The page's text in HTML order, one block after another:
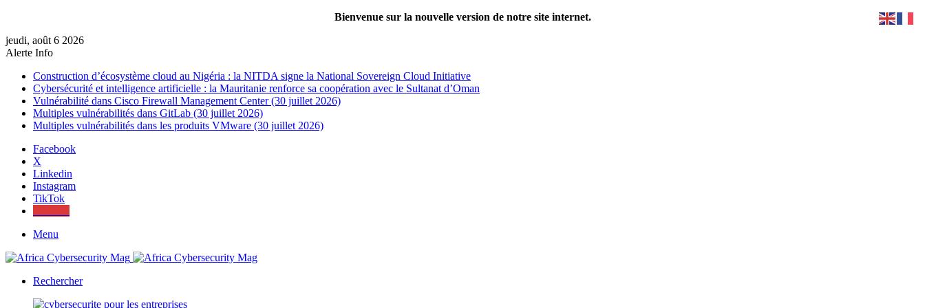
Bienvenue sur la nouvelle version de notre site internet.
jeudi, août 6 2026
Alerte Info
Construction d’écosystème cloud au Nigéria : la NITDA signe la National Sovereign Cloud Initiative
Cybersécurité et intelligence artificielle : la Mauritanie renforce sa coopération avec le Sultanat d’Oman
Vulnérabilité dans Cisco Firewall Management Center (30 juillet 2026)
Multiples vulnérabilités dans GitLab (30 juillet 2026)
Multiples vulnérabilités dans les produits VMware (30 juillet 2026)
Facebook
X
Linkedin
Instagram
TikTok
Menu
Rechercher